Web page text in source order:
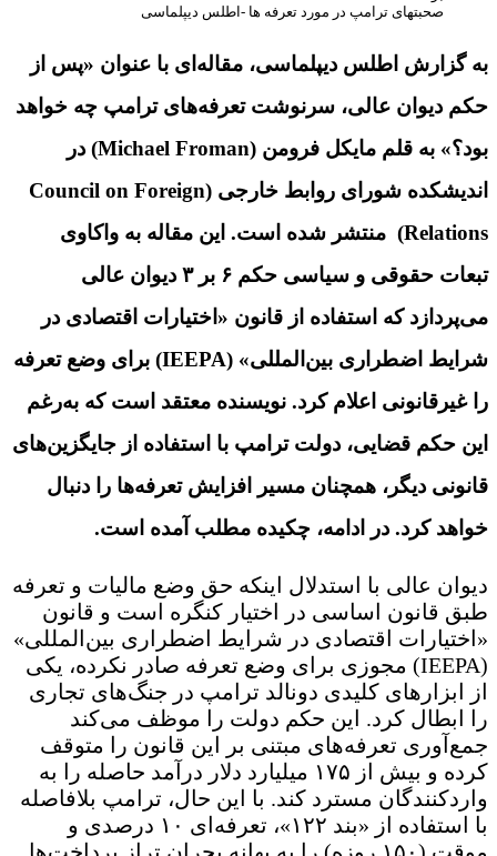
صحبتهای ترامپ در مورد تعرفه ها -اطلس دیپلماسی
به گزارش اطلس دیپلماسی، مقاله‌ای با عنوان «پس از
حکم دیوان عالی، سرنوشت تعرفه‌های ترامپ چه خواهد
بود؟» به قلم مایکل فرومن (Michael Froman) در
اندیشکده شورای روابط خارجی (Council on Foreign
Relations) منتشر شده است. این مقاله به واکاوی
تبعات حقوقی و سیاسی حکم ۶ بر ۳ دیوان عالی
می‌پردازد که استفاده از قانون «اختیارات اقتصادی در
شرایط اضطراری بین‌المللی» (IEEPA) برای وضع تعرفه
را غیرقانونی اعلام کرد. نویسنده معتقد است که به‌رغم
این حکم قضایی، دولت ترامپ با استفاده از جایگزین‌های
قانونی دیگر، همچنان مسیر افزایش تعرفه‌ها را دنبال
خواهد کرد. در ادامه، چکیده مطلب آمده است.
دیوان عالی با استدلال اینکه حق وضع مالیات و تعرفه
طبق قانون اساسی در اختیار کنگره است و قانون
«اختیارات اقتصادی در شرایط اضطراری بین‌المللی»
(IEEPA) مجوزی برای وضع تعرفه صادر نکرده، یکی
از ابزارهای کلیدی دونالد ترامپ در جنگ‌های تجاری
را ابطال کرد. این حکم دولت را موظف می‌کند
جمع‌آوری تعرفه‌های مبتنی بر این قانون را متوقف
کرده و بیش از ۱۷۵ میلیارد دلار درآمد حاصله را به
واردکنندگان مسترد کند. با این حال، ترامپ بلافاصله
با استفاده از «بند ۱۲۲»، تعرفه‌ای ۱۰ درصدی و